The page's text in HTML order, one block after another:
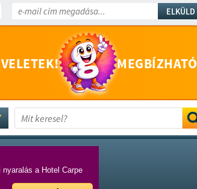
ELKÜLD
MEGBÍZHATÓ
a Hotel Carpe